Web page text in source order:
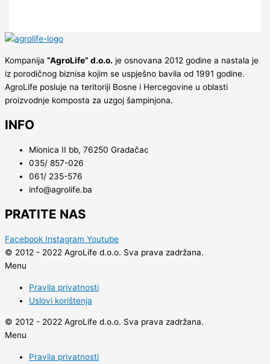
Kompanija “AgroLife” d.o.o. je osnovana 2012 godine a nastala je
iz porodičnog biznisa kojim se uspješno bavila od 1991 godine.
AgroLife posluje na teritoriji Bosne i Hercegovine u oblasti
proizvodnje komposta za uzgoj šampinjona.
INFO
Mionica II bb, 76250 Gradačac
035/ 857-026
061/ 235-576
info@agrolife.ba
PRATITE NAS
Facebook Instagram Youtube
© 2012 - 2022 AgroLife d.o.o. Sva prava zadržana.
Menu
Pravila privatnosti
Uslovi korištenja
© 2012 - 2022 AgroLife d.o.o. Sva prava zadržana.
Menu
Pravila privatnosti